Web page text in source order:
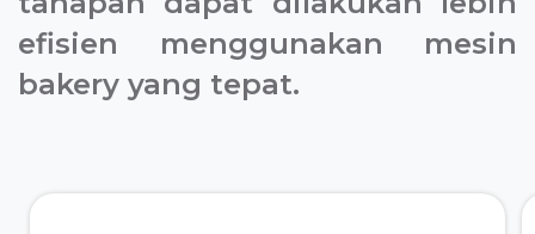
efisien menggunakan mesin
bakery yang tepat.